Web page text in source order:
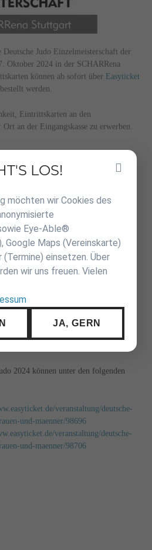
Judo Einzelmeisterschaft der
Oktober 2024 in der SCHARRena
können ab sofort über Easyticket
werden.
Eintrittskarten an den
an der Eingangskasse zu erwerben.
Zuschauertribüne und
Essen und Getränken)
18 Jahre)
(4 bis 17 Jahre)
kostenlos
über die WJV-Geschäftsstelle
2024 können unter den folgenden
veranstaltung/deutsche-
und-maenner/98696
veranstaltung/deutsche-
und-maenner/98706
LOS!
möchten wir Cookies des
Eye-Able®
Maps (Vereinskarte)
(Termine) einsetzen. Über
wir uns freuen. Vielen
JA, GERN